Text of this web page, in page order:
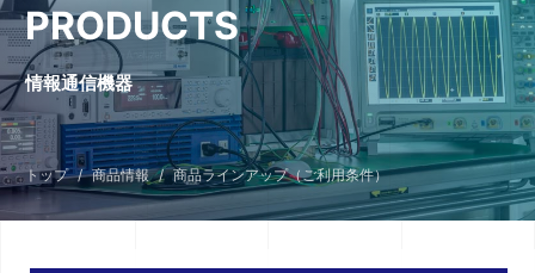
PRODUCTS
情報通信機器
トップ 商品情報 商品ラインアップ（ご利用条件）